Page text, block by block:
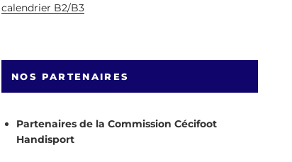
calendrier B2/B3
NOS PARTENAIRES
Partenaires de la Commission Cécifoot
Handisport